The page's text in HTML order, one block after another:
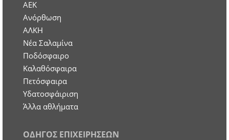
ΑΕΚ
Ανόρθωση
ΑΛΚΗ
Νέα Σαλαμίνα
Ποδόσφαιρο
Καλαθόσφαιρα
Πετόσφαιρα
Υδατοσφάιριση
Άλλα αθλήματα
ΟΔΗΓΟΣ ΕΠΙΧΕΙΡΗΣΕΩΝ